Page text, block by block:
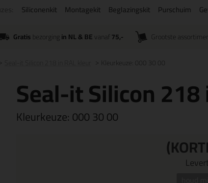
Siliconenkit Montagekit Beglazingskit Purschuim
Gratisbezorgingin NL & BEvanaf 75,- Grootste
Kleurkeuze: 000 30 00
Seal-it Silicon
Kleurkeuze:000 30 00